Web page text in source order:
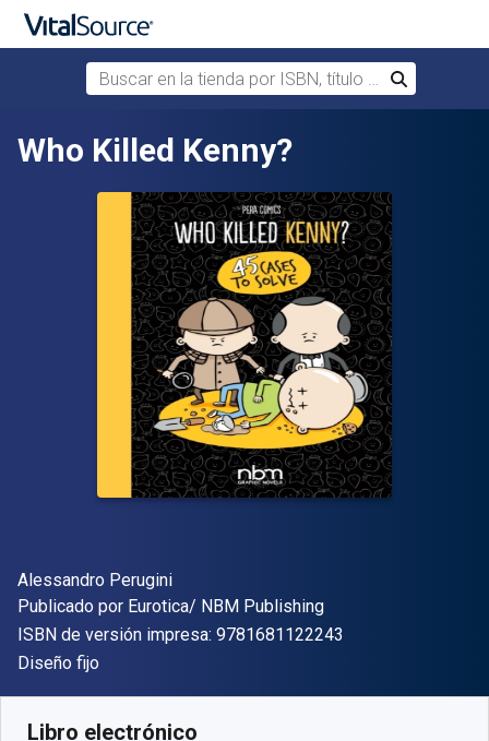
Saltar al contenido principal
Buscar en la tienda por ISBN, título o autor
Buscar
Who Killed Kenny?
Autor(es)
Alessandro Perugini
Editor
Publicado por Eurotica/ NBM Publishing
ISBN de versión impresa: 9781681122243
Formato
Diseño fijo
Libro electrónico